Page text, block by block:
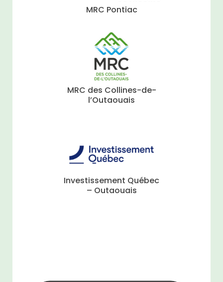
MRC Pontiac
MRC des Collines-de-
l’Outaouais
Investissement Québec
– Outaouais